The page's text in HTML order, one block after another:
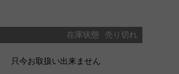
在庫状態 : 売り切れ
只今お取扱い出来ません